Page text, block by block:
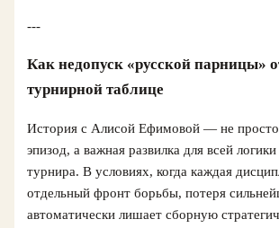
---
Как недопуск «русской парницы»
турнирной таблице
История с Алисой Ефимовой — не
эпизод, а важная развилка для всей
турнира. В условиях, когда каждая
отдельный фронт борьбы, потеря
автоматически лишает сборную